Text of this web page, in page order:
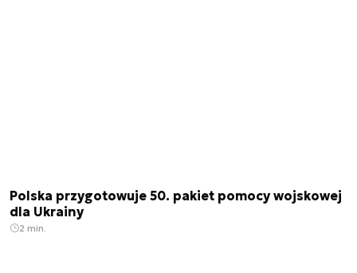
Polska przygotowuje 50. pakiet pomocy wojskowej
dla Ukrainy
2 min.